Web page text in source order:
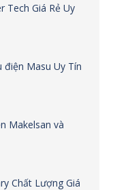
Tech Giá Rẻ Uy
điện Masu Uy Tín
Makelsan và
Chất Lượng Giá